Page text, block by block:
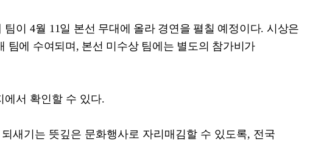
팀이 4월 11일 본선 무대에 올라 경연을 펼칠 예정이다. 시상은
팀에 수여되며 , 본선 미수상 팀에는 별도의 참가비가
에서 확인할 수 있다.
새기는 뜻깊은 문화행사로 자리매김할 수 있도록, 전국